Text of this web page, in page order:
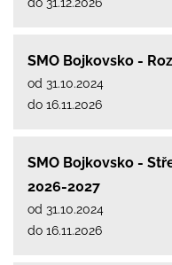
SMO Bojkovsko -
od 31.10.2024
do 16.11.2026
SMO Bojkovsko -
2026-2027
od 31.10.2024
do 16.11.2026